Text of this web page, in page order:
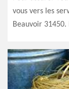
vous vers les
Beauvoir